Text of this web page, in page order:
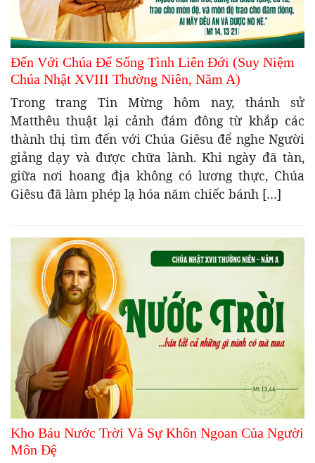
Đến Với Chúa Để Sống Tình Liên Đới (Suy Niệm
Chúa Nhật XVIII Thường Niên, Năm A)
Trong trang Tin Mừng hôm nay, thánh sử
Matthêu thuật lại cảnh đám đông từ khắp các
thành thị tìm đến với Chúa Giêsu để nghe Người
giảng dạy và được chữa lành. Khi ngày đã tàn,
giữa nơi hoang địa không có lương thực, Chúa
Giêsu đã làm phép lạ hóa năm chiếc bánh […]
Kho Báu Nước Trời Và Sự Khôn Ngoan Của Người
Môn Đệ